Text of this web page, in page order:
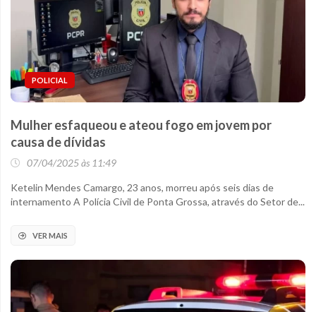
POLICIAL
Mulher esfaqueou e ateou fogo em jovem por
causa de dívidas
07/04/2025 às 11:49
Ketelin Mendes Camargo, 23 anos, morreu após seis dias de
internamento A Polícia Civil de Ponta Grossa, através do Setor de...
VER MAIS